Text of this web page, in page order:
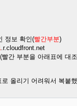
정보 확인(빨간부분)
.r.cloudfront.net
간 부분을 아래표에 대
올리기 어려워서 복붙